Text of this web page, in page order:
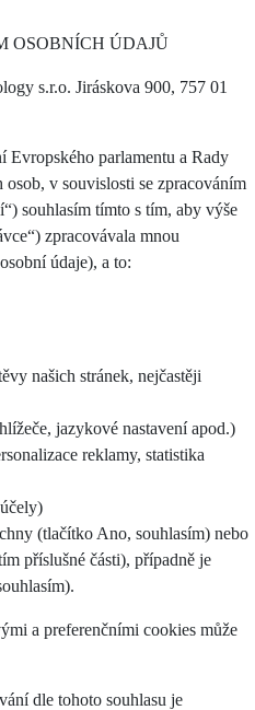
OSOBNÍCH ÚDAJŮ
s.r.o. Jiráskova 900, 757 01
Evropského parlamentu a Rady
v souvislosti se zpracováním
souhlasím tímto s tím, aby výše
zpracovávala mnou
údaje), a to:
našich stránek, nejčastěji
jazykové nastavení apod.)
reklamy, statistika
(tlačítko Ano, souhlasím) nebo
příslušné části), případně je
a preferenčními cookies může
dle tohoto souhlasu je